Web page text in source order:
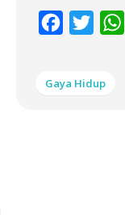
Facebook
Twitter
Gaya Hidup